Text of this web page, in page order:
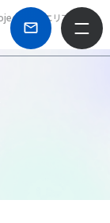
エリア別